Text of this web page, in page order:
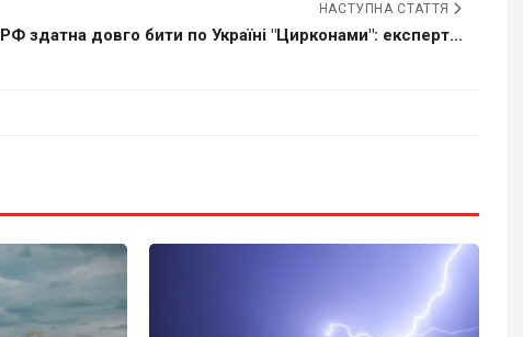
НАСТУПНА СТАТТЯ
РФ здатна довго бити по Україні "Цирконами": експерт...